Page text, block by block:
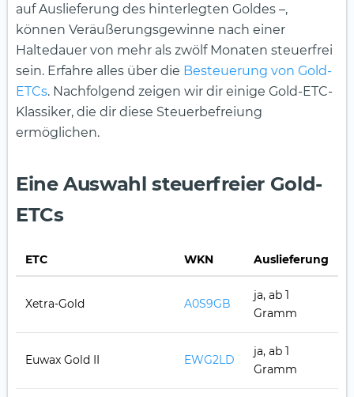
auf Auslieferung des hinterlegten Goldes –,
können Veräußerungsgewinne nach einer
Haltedauer von mehr als zwölf Monaten steuerfrei
sein. Erfahre alles über die Besteuerung von Gold-
ETCs. Nachfolgend zeigen wir dir einige Gold-ETC-
Klassiker, die dir diese Steuerbefreiung
ermöglichen.
Eine Auswahl steuerfreier Gold-
ETCs
ETC WKN Auslieferung
Xetra-Gold A0S9GB
ja, ab 1
Gramm
Euwax Gold II EWG2LD
ja, ab 1
Gramm